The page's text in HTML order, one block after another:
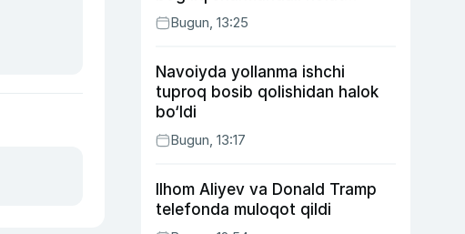
bo‘yicha bayonot berdi
Bugun, 13:25
Navoiyda yollanma ishchi
tuproq bosib qolishidan halok
bo‘ldi
Bugun, 13:17
Ilhom Aliyev va Donald Tramp
telefonda muloqot qildi